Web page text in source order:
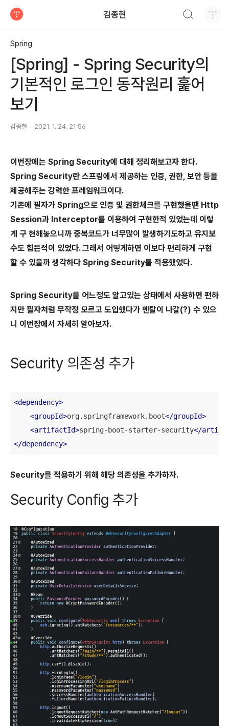
김종현
Spring
[Spring] - Spring Security의
기본적인 로그인 동작원리 훑어
보기
김종현 2021. 1. 24. 21:56
이번장에는 Spring Security에 대해 정리해보고자 한다.
Spring Security란 스프링에서 제공하는 인증, 권한, 보안 등을
제공해주는 강력한 프레임워크이다.
기존에 필자가 Spring으로 인증 및 권한체크를 구현했을땐 Http
Session과 Interceptor를 이용하여 구현한적 있었는데 이렇
게 구 현해놓으니까 중복코드가 너무많이 발생하기도하고 유지보
수도 힘든적이 있었다. 그래서 어떻게하면 이보다 편리하게 구현
할 수 있을까 생각하다 Spring Security를 적용했었다.
Spring Security를 어느정도 알고있는 상태에서 사용하면 편하
지만 필자처럼 무작정 모르고 도입했다가 멘탈이 나갈(?) 수 있으
니 이번장에서 자세히 알아보자.
Security 의존성 추가
<dependency>
<groupId>org.springframework.boot</groupId>
<artifactId>spring-boot-starter-security</
</dependency>
Security를 적용하기 위해 해당 의존성을 추가하자.
Security Config 추가